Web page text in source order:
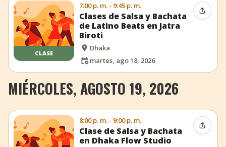
CLASE
7:00 p. m. - 9:45 p. m.
Clases de Salsa y Bachata
de Latino Beats en Jatra
Biroti
Dhaka
martes, ago 18, 2026
MIÉRCOLES, AGOSTO 19, 2026
8:00 p. m. - 9:00 p. m.
Clase de Salsa y Bachata
en Dhaka Flow Studio